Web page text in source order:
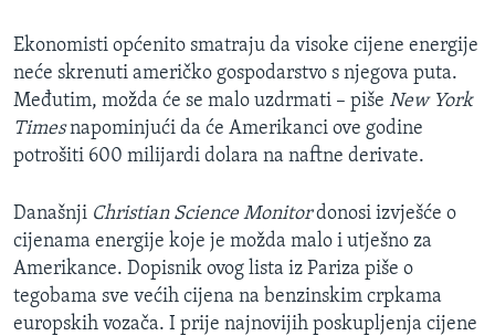
PRATITE NAS
Jezici
Ekonomisti općenito smatraju da visoke cijene energije
neće skrenuti američko gospodarstvo s njegova puta.
Međutim, možda će se malo uzdrmati – piše New York
Timesnapominjući da će Amerikanci ove godine
potrošiti 600 milijardi dolara na naftne derivate.
Današnji Christian Science Monitordonosi izvješće o
cijenama energije koje je možda malo i utješno za
Amerikance. Dopisnik ovog lista iz Pariza piše o
tegobama sve većih cijena na benzinskim crpkama
europskih vozača. I prije najnovijih poskupljenja cijene